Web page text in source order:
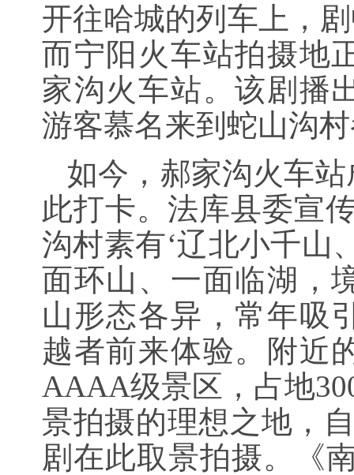
开往哈城的列车上，
而宁阳火车站拍摄地
家沟火车站。该剧播
游客慕名来到蛇山沟
如今，郝家沟火车
此打卡。法库县委宣
沟村素有‘辽北小千山
面环山、一面临湖，
山形态各异，常年吸
越者前来体验。附近
AAAA级景区，占地
景拍摄的理想之地，
剧在此取景拍摄。《